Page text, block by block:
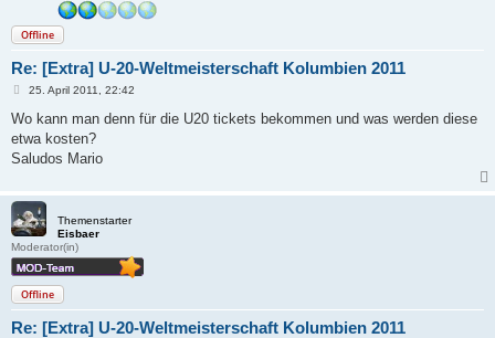
Offline
Re: [Extra] U-20-Weltmeisterschaft Kolumbien 2011
B
i
r
a
25. April 2011, 22:42
Wo kann man denn für die U20 tickets bekommen und was werden diese
etwa kosten?
Saludos Mario
Themenstarter
Eisbaer
Moderator(in)
Offline
Re: [Extra] U-20-Weltmeisterschaft Kolumbien 2011